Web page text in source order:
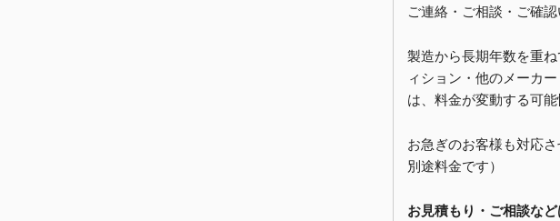
ご連絡・ご相談・ご確認
製造から長期年数を重
ィション・他のメーカ
は、料金が変動する可能
お急ぎのお客様も対応
別途料金です）
お見積もり・ご相談な